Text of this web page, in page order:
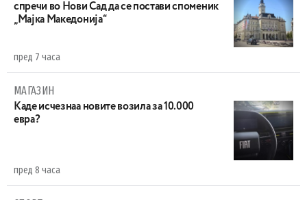
спречи во Нови Сад да се постави споменик
„Мајка Македонија“
пред 7 часа
МАГАЗИН
Каде исчезнаа новите возила за 10.000
евра?
пред 8 часа